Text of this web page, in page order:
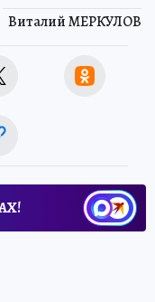
Виталий МЕРКУЛОВ